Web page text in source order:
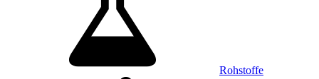
Rohstoffe